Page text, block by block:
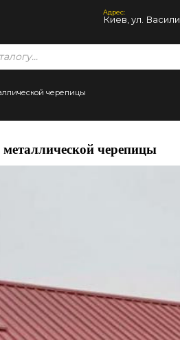
Адрес:
Киев, ул.
черепицы
черепицы